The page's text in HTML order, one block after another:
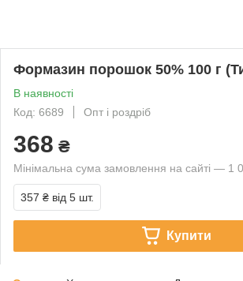
Формазин порошок 50% 100 г
В наявності
Код: 6689
Опт і роздріб
368 ₴
Мінімальна сума замовлення на сайті — 1
357 ₴ від 5 шт.
Купити